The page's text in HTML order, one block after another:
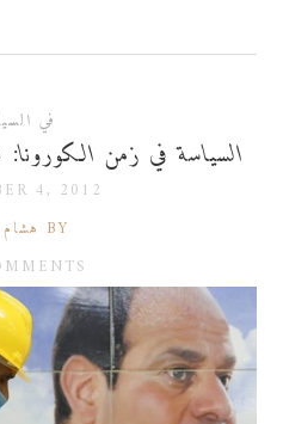
في
السياسة في زمن
4, 2012
BY هشام جعفر